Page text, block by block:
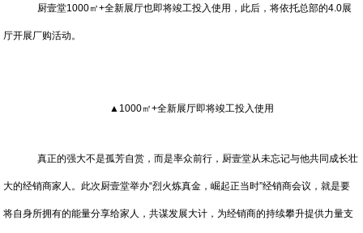
厨壹堂1000㎡+全新展厅也即将竣工投入使用，此后，将依托总部的4.0展
厅开展厂购活动。
▲1000㎡+全新展厅即将竣工投入使用
真正的强大不是孤芳自赏，而是率众前行，厨壹堂从未忘记与他共同成长壮
大的经销商家人。此次厨壹堂举办“烈火炼真金，崛起正当时”经销商会议，就是要
将自身所拥有的能量分享给家人，共谋发展大计，为经销商的持续攀升提供力量支